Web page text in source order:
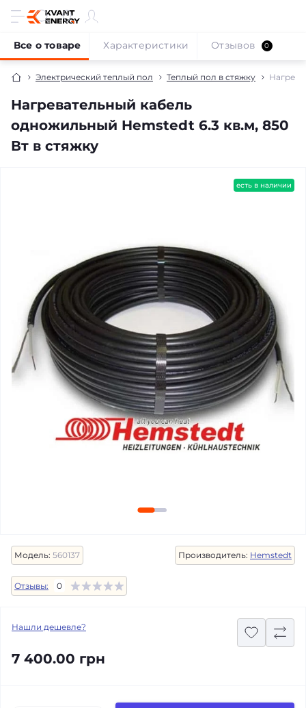
Электрический теплый пол Теплый пол в стяжку
Нагревательный кабель
одножильный Hemstedt 6.3 кв.м, 850
Вт в стяжку
Все о товаре Характеристики Отзывов 0
есть в наличии
Модель: 560137 Производитель: Hemstedt
Отзывы: 0
Нашли дешевле?
7 400.00 грн